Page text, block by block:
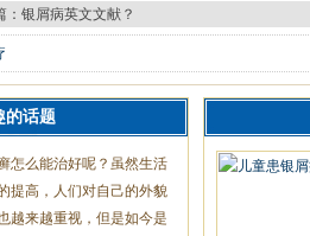
： 银屑病英文文献？
的话题
怎么能治好呢？虽然生活
提高，人们对自己的外貌
越来越重视，但是如今是